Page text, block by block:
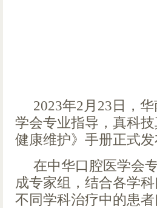
2023年2月23日，
学会专业指导，真科
健康维护》手册正式发
在中华口腔医学会
成专家组，结合各学
不同学科治疗中的患